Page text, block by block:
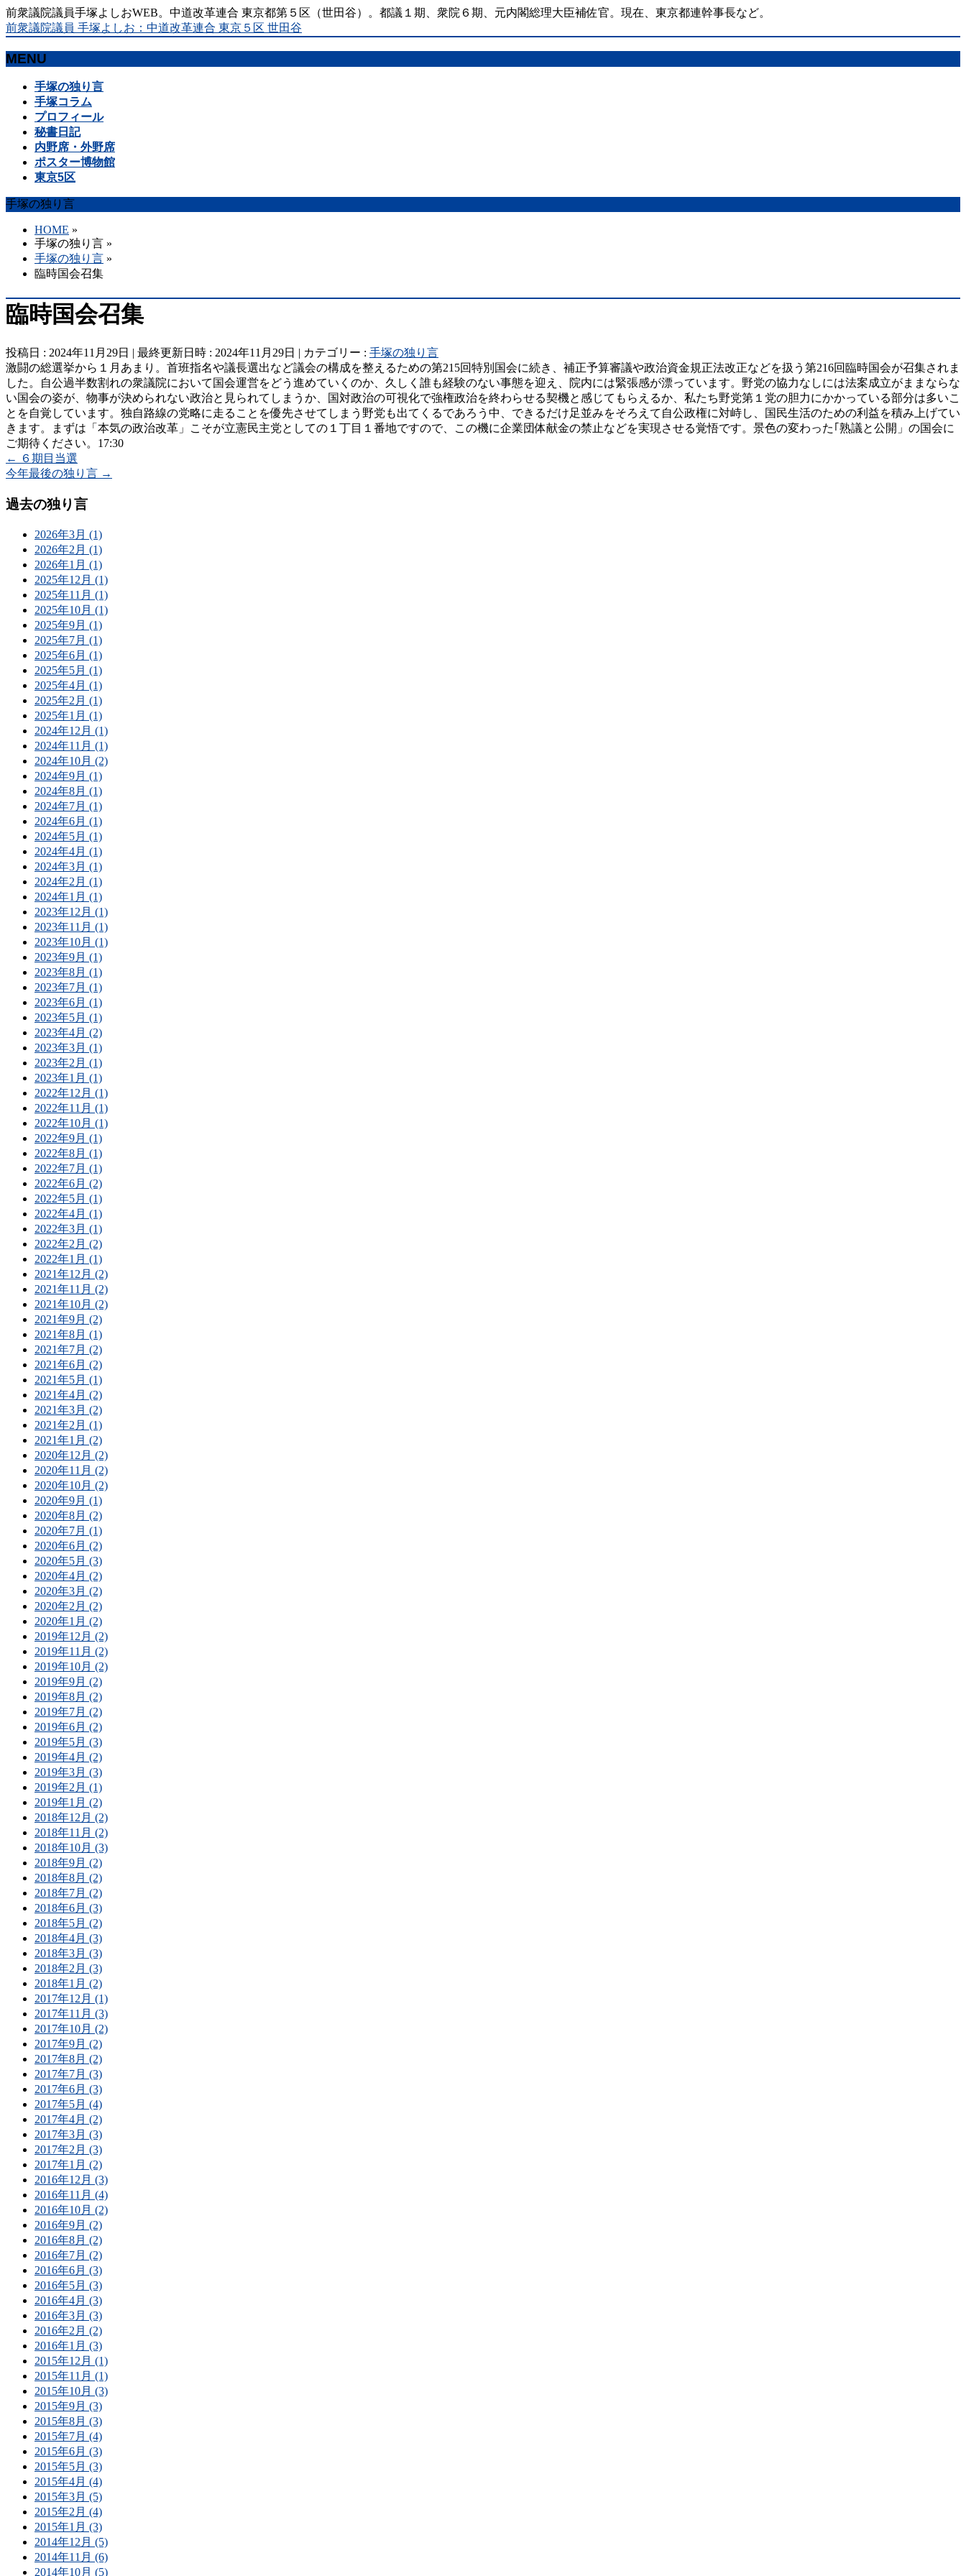
前衆議院議員手塚よしおWEB。中道改革連合 東京都第５区（世田谷）。都議１期、衆院６期、元内閣総理大臣補佐官。現在、東京都連幹事長など。
前衆議院議員 手塚よしお：中道改革連合 東京５区 世田谷
MENU
手塚の独り言
手塚コラム
プロフィール
秘書日記
内野席・外野席
ポスター博物館
東京5区
手塚の独り言
HOME »
手塚の独り言 »
手塚の独り言 »
臨時国会召集
臨時国会召集
投稿日 : 2024年11月29日 最終更新日時 : 2024年11月29日 カテゴリー : 手塚の独り言
激闘の総選挙から１月あまり。首班指名や議長選出など議会の構成を整えるための第215回特別国会に続き、補正予算審議や政治資金規正法改正などを扱う第216回臨時国会が召集されま
した。自公過半数割れの衆議院において国会運営をどう進めていくのか、久しく誰も経験のない事態を迎え、院内には緊張感が漂っています。野党の協力なしには法案成立がままならな
い国会の姿が、物事が決められない政治と見られてしまうか、国対政治の可視化で強権政治を終わらせる契機と感じてもらえるか、私たち野党第１党の胆力にかかっている部分は多いこ
とを自覚しています。独自路線の党略に走ることを優先させてしまう野党も出てくるであろう中、できるだけ足並みをそろえて自公政権に対峙し、国民生活のための利益を積み上げてい
きます。まずは「本気の政治改革」こそが立憲民主党としての１丁目１番地ですので、この機に企業団体献金の禁止などを実現させる覚悟です。景色の変わった｢熟議と公開」の国会に
ご期待ください。17:30
←
６期目当選
今年最後の独り言 →
過去の独り言
2026年3月 (1)
2026年2月 (1)
2026年1月 (1)
2025年12月 (1)
2025年11月 (1)
2025年10月 (1)
2025年9月 (1)
2025年7月 (1)
2025年6月 (1)
2025年5月 (1)
2025年4月 (1)
2025年2月 (1)
2025年1月 (1)
2024年12月 (1)
2024年11月 (1)
2024年10月 (2)
2024年9月 (1)
2024年8月 (1)
2024年7月 (1)
2024年6月 (1)
2024年5月 (1)
2024年4月 (1)
2024年3月 (1)
2024年2月 (1)
2024年1月 (1)
2023年12月 (1)
2023年11月 (1)
2023年10月 (1)
2023年9月 (1)
2023年8月 (1)
2023年7月 (1)
2023年6月 (1)
2023年5月 (1)
2023年4月 (2)
2023年3月 (1)
2023年2月 (1)
2023年1月 (1)
2022年12月 (1)
2022年11月 (1)
2022年10月 (1)
2022年9月 (1)
2022年8月 (1)
2022年7月 (1)
2022年6月 (2)
2022年5月 (1)
2022年4月 (1)
2022年3月 (1)
2022年2月 (2)
2022年1月 (1)
2021年12月 (2)
2021年11月 (2)
2021年10月 (2)
2021年9月 (2)
2021年8月 (1)
2021年7月 (2)
2021年6月 (2)
2021年5月 (1)
2021年4月 (2)
2021年3月 (2)
2021年2月 (1)
2021年1月 (2)
2020年12月 (2)
2020年11月 (2)
2020年10月 (2)
2020年9月 (1)
2020年8月 (2)
2020年7月 (1)
2020年6月 (2)
2020年5月 (3)
2020年4月 (2)
2020年3月 (2)
2020年2月 (2)
2020年1月 (2)
2019年12月 (2)
2019年11月 (2)
2019年10月 (2)
2019年9月 (2)
2019年8月 (2)
2019年7月 (2)
2019年6月 (2)
2019年5月 (3)
2019年4月 (2)
2019年3月 (3)
2019年2月 (1)
2019年1月 (2)
2018年12月 (2)
2018年11月 (2)
2018年10月 (3)
2018年9月 (2)
2018年8月 (2)
2018年7月 (2)
2018年6月 (3)
2018年5月 (2)
2018年4月 (3)
2018年3月 (3)
2018年2月 (3)
2018年1月 (2)
2017年12月 (1)
2017年11月 (3)
2017年10月 (2)
2017年9月 (2)
2017年8月 (2)
2017年7月 (3)
2017年6月 (3)
2017年5月 (4)
2017年4月 (2)
2017年3月 (3)
2017年2月 (3)
2017年1月 (2)
2016年12月 (3)
2016年11月 (4)
2016年10月 (2)
2016年9月 (2)
2016年8月 (2)
2016年7月 (2)
2016年6月 (3)
2016年5月 (3)
2016年4月 (3)
2016年3月 (3)
2016年2月 (2)
2016年1月 (3)
2015年12月 (1)
2015年11月 (1)
2015年10月 (3)
2015年9月 (3)
2015年8月 (3)
2015年7月 (4)
2015年6月 (3)
2015年5月 (3)
2015年4月 (4)
2015年3月 (5)
2015年2月 (4)
2015年1月 (3)
2014年12月 (5)
2014年11月 (6)
2014年10月 (5)